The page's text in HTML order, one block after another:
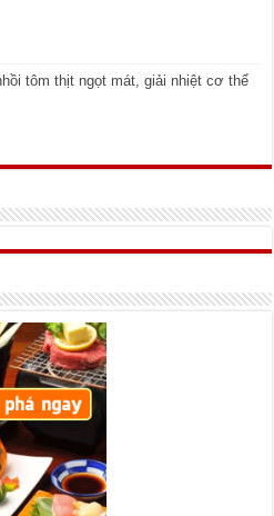
tôm thịt ngọt mát, giải nhiệt cơ thể